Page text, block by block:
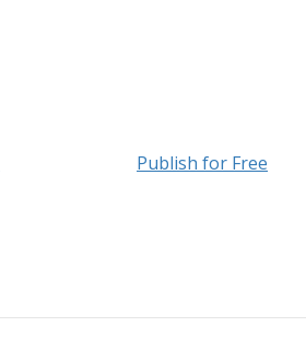
Publish for Free